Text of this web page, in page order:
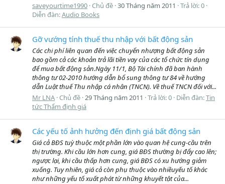
saveyourtime1990 Chủ đề 30 Tháng năm 2011
Trả lời: 0
Diễn đàn:Audio Books
Gỡ vướng tính thuế thu nhập với bất động sản
Các chi phí liên quan đến việc chuyển nhượng bất động sản
bao gồm cả các khoản trả lãi tiền vay của các tổ chức tín dụng
để mua bất động sản.Ngày 11/1, Bộ Tài chính đã ban hành
thông tư 02-2010 hướng dẫn bổ sung thông tư 84 về hướng
dẫn Luật thuế Thu nhập cá nhân (TNCN). Về thuế TNCN đối với...
Mr LNA Chủ đề 29 Tháng năm 2011 Trả lời: 0 Diễn đàn:Tin
tức Thẩm định giá
Các yếu tố ảnh hưởng đến định giá bất động sản
Giá cả BĐS tuỳ thuộc một phần lớn vào quan hệ cung-cầu trên
thị trường. Khi cầu lớn hơn cung, giá BĐS thường bị đẩy cao lên;
ngược lại, khi cầu thấp hơn cung, giá BĐS có xu hướng giảm
xuống. Tuy nhiên, giá cả còn phụ thuộc vào nhiềuyếu tố khác
như những yếu tố xuất phát từ những khuyết tật của...